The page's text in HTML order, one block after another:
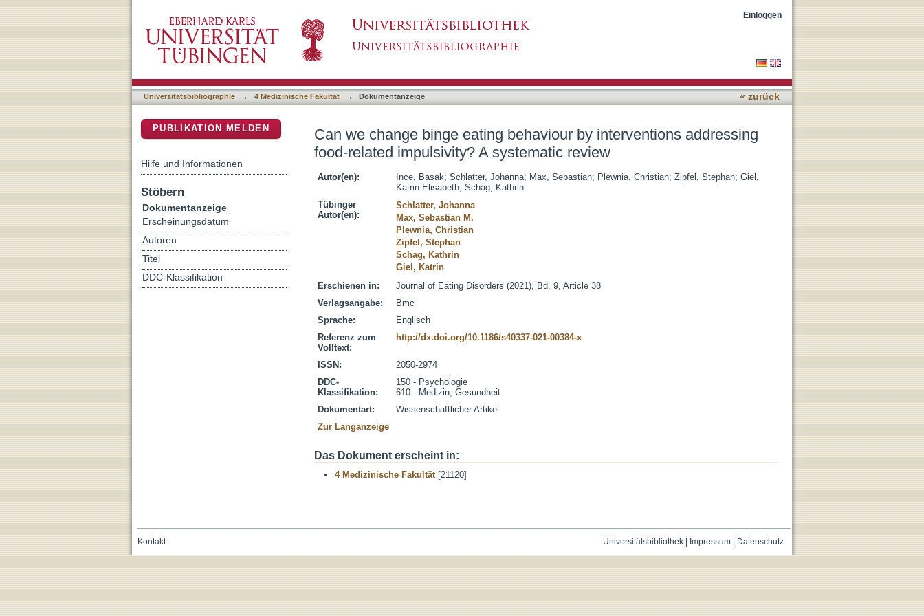
Can we change binge eating behaviour by interventions addressing food-related impulsivity? A
systematic review
Einloggen
Universitätsbibliographie → 4 Medizinische Fakultät → Dokumentanzeige « zurück
Can we change binge eating behaviour by interventions addressing
food-related impulsivity? A systematic review
Autor(en): Ince, Basak; Schlatter, Johanna; Max, Sebastian; Plewnia, Christian; Zipfel, Stephan; Giel,
Katrin Elisabeth; Schag, Kathrin
Tübinger
Autor(en):
Schlatter, Johanna
Max, Sebastian M.
Plewnia, Christian
Zipfel, Stephan
Schag, Kathrin
Giel, Katrin
Erschienen in:
Journal of Eating Disorders (2021), Bd. 9, Article 38
Verlagsangabe:
Bmc
Sprache:
Englisch
Referenz zum
Volltext:
http://dx.doi.org/10.1186/s40337-021-00384-x
ISSN:
2050-2974
DDC-
Klassifikation:
150 - Psychologie
610 - Medizin, Gesundheit
Dokumentart:
Wissenschaftlicher Artikel
Zur Langanzeige
Das Dokument erscheint in:
4 Medizinische Fakultät[21120]
PUBLIKATION MELDEN
Hilfe und Informationen
Stöbern
Dokumentanzeige
Erscheinungsdatum
Autoren
Titel
DDC-Klassifikation
Universitätsbibliothek| Impressum| Datenschutz
Kontakt